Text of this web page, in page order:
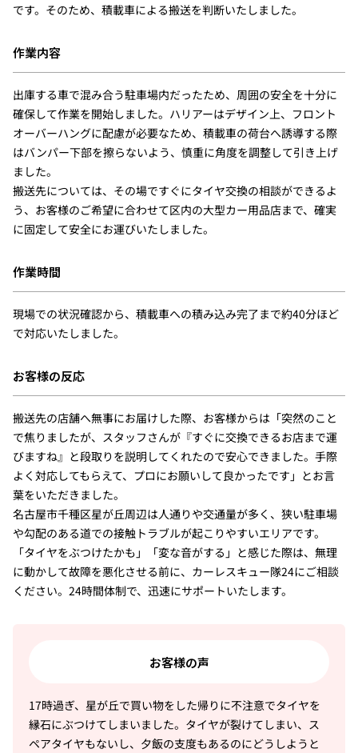
です。そのため、積載車による搬送を判断いたしました。
作業内容
出庫する車で混み合う駐車場内だったため、周囲の安全を十分に
確保して作業を開始しました。ハリアーはデザイン上、フロント
オーバーハングに配慮が必要なため、積載車の荷台へ誘導する際
はバンパー下部を擦らないよう、慎重に角度を調整して引き上げ
ました。
搬送先については、その場ですぐにタイヤ交換の相談ができるよ
う、お客様のご希望に合わせて区内の大型カー用品店まで、確実
に固定して安全にお運びいたしました。
作業時間
現場での状況確認から、積載車への積み込み完了まで約40分ほど
で対応いたしました。
お客様の反応
搬送先の店舗へ無事にお届けした際、お客様からは「突然のこと
で焦りましたが、スタッフさんが『すぐに交換できるお店まで運
びますね』と段取りを説明してくれたので安心できました。手際
よく対応してもらえて、プロにお願いして良かったです」とお言
葉をいただきました。
名古屋市千種区星が丘周辺は人通りや交通量が多く、狭い駐車場
や勾配のある道での接触トラブルが起こりやすいエリアです。
「タイヤをぶつけたかも」「変な音がする」と感じた際は、無理
に動かして故障を悪化させる前に、カーレスキュー隊24にご相談
ください。24時間体制で、迅速にサポートいたします。
お客様の声
17時過ぎ、星が丘で買い物をした帰りに不注意でタイヤを
縁石にぶつけてしまいました。タイヤが裂けてしまい、ス
ペアタイヤもないし、夕飯の支度もあるのにどうしようと